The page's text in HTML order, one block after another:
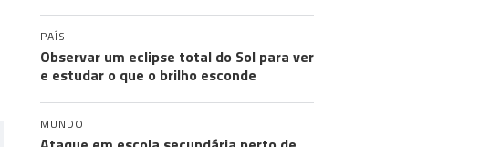
PAÍS
Observar um eclipse total do Sol para ver
e estudar o que o brilho esconde
MUNDO